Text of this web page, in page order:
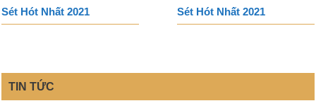
Sét Hót Nhất 2021 Sét Hót Nhất 2021
TIN TỨC